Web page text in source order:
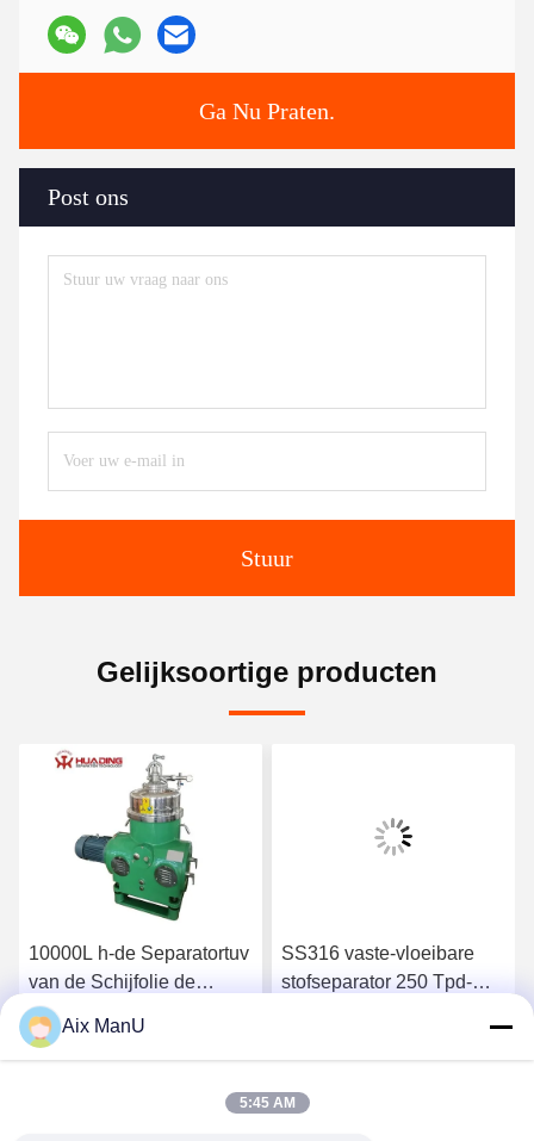
Ga Nu Praten.
Post ons
Stuur
Gelijksoortige producten
10000L h-de Separatortuv
van de Schijfolie de
Schijfstapel centrifugeert
Ga Nu Praten.
SS316 vaste-vloeibare
stofseparator 250 Tpd-
Ga Nu Praten.
Aix ManU
5:45 AM